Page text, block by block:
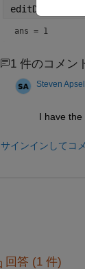
editDistance(
ans = 1
1 件のコメン
Steven Apsel
I have the
サインインしてコ
回答 (1 件)